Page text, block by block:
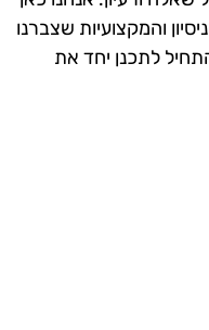
והמקצועיות שצברנו
לתכנן יחד את